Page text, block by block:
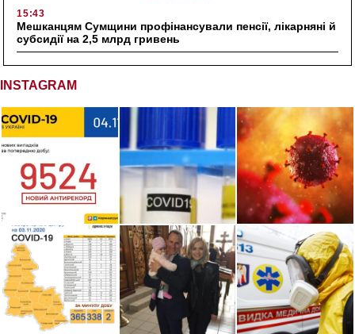
15:43
Мешканцям Сумщини профінансували пенсії, лікарняні й
субсидії на 2,5 млрд гривень
INSTAGRAM